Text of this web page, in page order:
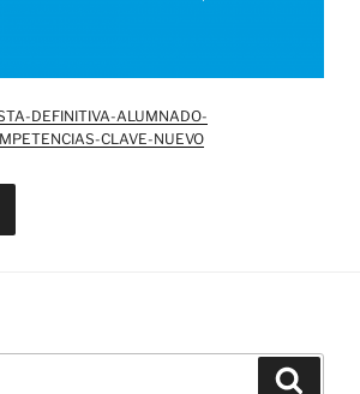
DEFINITIVA-ALUMNADO-
CLAVE-NUEVO